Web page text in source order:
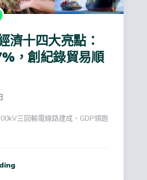
濟十四大亮點：
，創紀錄貿易順
三回輸電線路建成、GDP領跑